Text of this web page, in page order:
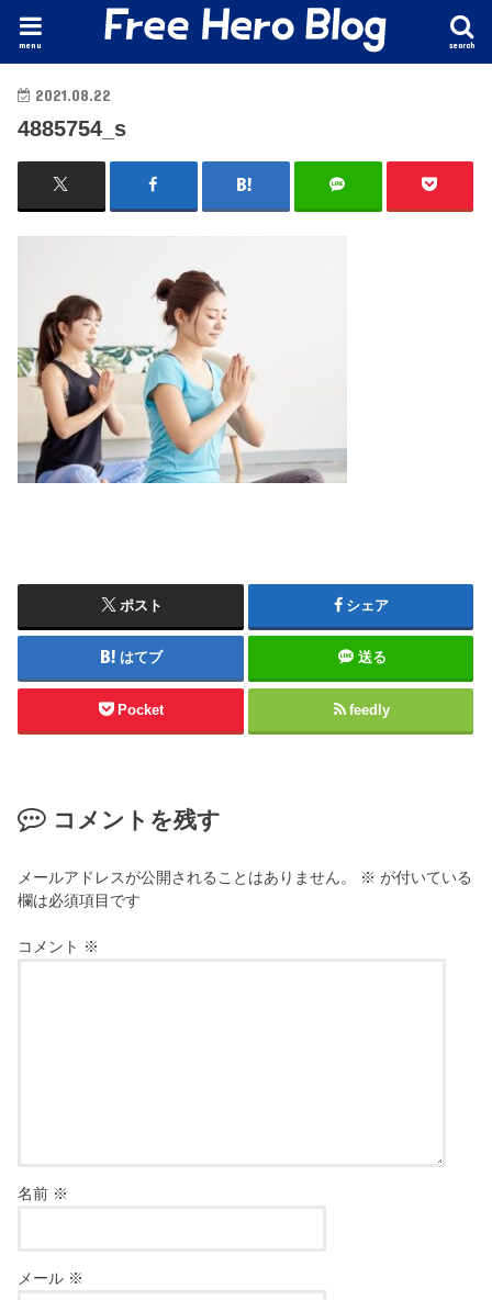
search
menu
2021.08.22
4885754_s
ポスト シェア
はてブ 送る
Pocket feedly
コメントを残す
メールアドレスが公開されることはありません。 ※ が付いている
欄は必須項目です
コメント ※
名前 ※
メール ※